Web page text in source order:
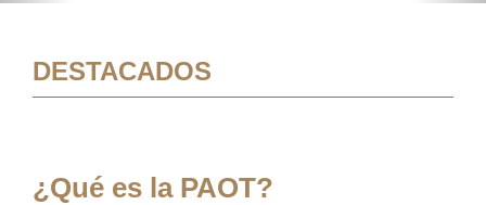
DESTACADOS
¿Qué es la PAOT?